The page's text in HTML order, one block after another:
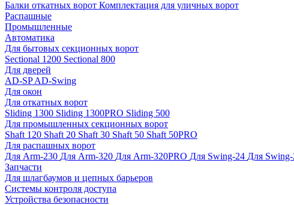
Балки откатных ворот Комплектация для уличных ворот
Распашные
Промышленные
Автоматика
Для бытовых секционных ворот
Sectional 1200 Sectional 800
Для дверей
AD-SPAD-Swing
Для окон
Для откатных ворот
Sliding 1300 Sliding 1300PRO Sliding 500
Для промышленных секционных ворот
Shaft 120 Shaft 20 Shaft 30 Shaft 50 Shaft 50PRO
Для распашных ворот
Для Arm-230 Для Arm-320 Для Arm-320PRO Для Swing-24 Для
Запчасти
Для шлагбаумов и цепных барьеров
Системы контроля доступа
Устройства безопасности